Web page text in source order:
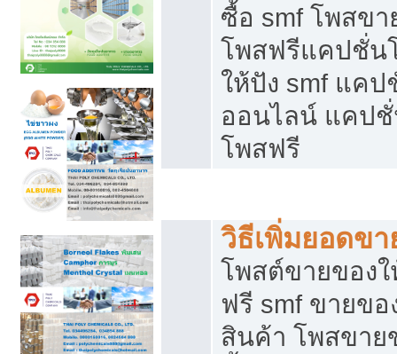
ซื้อ smf โพสข
โพสฟรีแคปชั่น
ให้ปัง smf แค
ออนไลน์ แคป
โพสฟรี
วิธีเพิ่มยอดข
โพสต์ขายของ
ฟรี smf ขายข
สินค้า โพสขาย